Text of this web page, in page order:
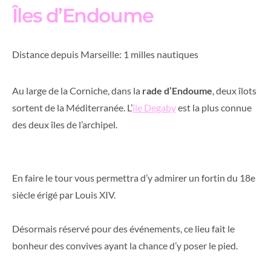
Îles d’Endoume
Distance depuis Marseille: 1 milles nautiques
Au large de la Corniche, dans la rade d’Endoume, deux îlots
sortent de la Méditerranée. L’île Degabyest la plus connue
des deux îles de l’archipel.
En faire le tour vous permettra d’y admirer un fortin du 18e
siècle érigé par Louis XIV.
Désormais réservé pour des événements, ce lieu fait le
bonheur des convives ayant la chance d’y poser le pied.